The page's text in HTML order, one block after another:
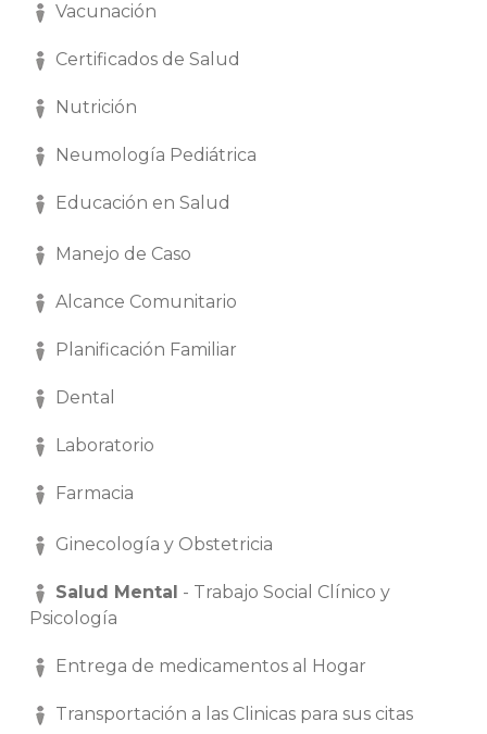
Vacunación
Certificados de Salud
Nutrición
Neumología Pediátrica
Educación en Salud
Manejo de Caso
Alcance Comunitario
Planificación Familiar
Dental
Laboratorio
Farmacia
Ginecología y Obstetricia
Salud Mental - Trabajo Social Clínico y
Psicología
Entrega de medicamentos al Hogar
Transportación a las Clinicas para sus citas